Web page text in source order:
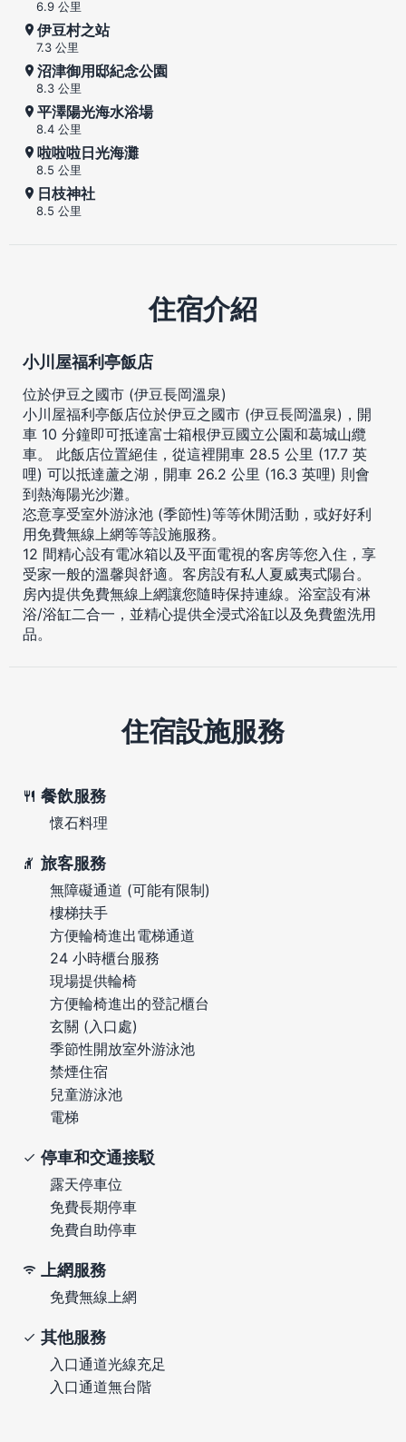
6.9 公里
伊豆村之站
7.3 公里
沼津御用邸紀念公園
8.3 公里
平澤陽光海水浴場
8.4 公里
啦啦啦日光海灘
8.5 公里
日枝神社
8.5 公里
住宿介紹
小川屋福利亭飯店
位於伊豆之國市 (伊豆長岡溫泉)
小川屋福利亭飯店位於伊豆之國市 (伊豆長岡溫泉)，開
車 10 分鐘即可抵達富士箱根伊豆國立公園和葛城山纜
車。 此飯店位置絕佳，從這裡開車 28.5 公里 (17.7 英
哩) 可以抵達蘆之湖，開車 26.2 公里 (16.3 英哩) 則會
到熱海陽光沙灘。
恣意享受室外游泳池 (季節性)等等休閒活動，或好好利
用免費無線上網等等設施服務。
12 間精心設有電冰箱以及平面電視的客房等您入住，享
受家一般的溫馨與舒適。客房設有私人夏威夷式陽台。
房內提供免費無線上網讓您隨時保持連線。浴室設有淋
浴/浴缸二合一，並精心提供全浸式浴缸以及免費盥洗用
品。
住宿設施服務
餐飲服務
懷石料理
旅客服務
無障礙通道 (可能有限制)
樓梯扶手
方便輪椅進出電梯通道
24 小時櫃台服務
現場提供輪椅
方便輪椅進出的登記櫃台
玄關 (入口處)
季節性開放室外游泳池
禁煙住宿
兒童游泳池
電梯
停車和交通接駁
露天停車位
免費長期停車
免費自助停車
上網服務
免費無線上網
其他服務
入口通道光線充足
入口通道無台階